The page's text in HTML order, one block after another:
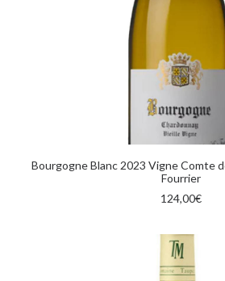
AGGIUNGI AL
Bourgogne Blanc 2023 Vigne Comte
Fourrier
124,00€